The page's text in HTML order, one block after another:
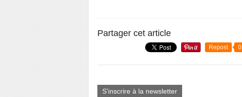
Partager cet article
Repost 0
S'inscrire à la newsletter